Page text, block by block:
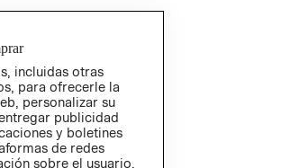
incluidas otras
para ofrecerle la
personalizar su
publicidad
y boletines
de redes
sobre el usuario,